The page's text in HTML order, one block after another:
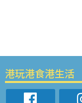
港玩港食港生活